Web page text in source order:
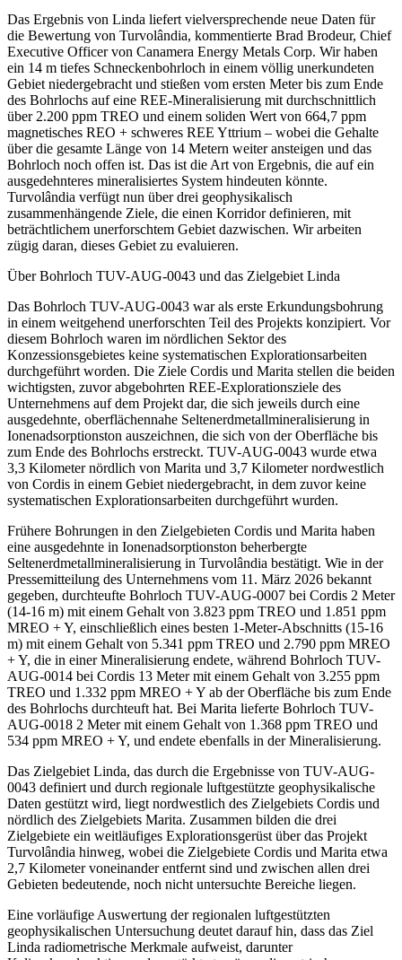
Das Ergebnis von Linda liefert vielversprechende neue Daten für
die Bewertung von Turvolândia, kommentierte Brad Brodeur, Chief
Executive Officer von Canamera Energy Metals Corp. Wir haben
ein 14 m tiefes Schneckenbohrloch in einem völlig unerkundeten
Gebiet niedergebracht und stießen vom ersten Meter bis zum Ende
des Bohrlochs auf eine REE-Mineralisierung mit durchschnittlich
über 2.200 ppm TREO und einem soliden Wert von 664,7 ppm
magnetisches REO + schweres REE Yttrium – wobei die Gehalte
über die gesamte Länge von 14 Metern weiter ansteigen und das
Bohrloch noch offen ist. Das ist die Art von Ergebnis, die auf ein
ausgedehnteres mineralisiertes System hindeuten könnte.
Turvolândia verfügt nun über drei geophysikalisch
zusammenhängende Ziele, die einen Korridor definieren, mit
beträchtlichem unerforschtem Gebiet dazwischen. Wir arbeiten
zügig daran, dieses Gebiet zu evaluieren.
Über Bohrloch TUV-AUG-0043 und das Zielgebiet Linda
Das Bohrloch TUV-AUG-0043 war als erste Erkundungsbohrung
in einem weitgehend unerforschten Teil des Projekts konzipiert. Vor
diesem Bohrloch waren im nördlichen Sektor des
Konzessionsgebietes keine systematischen Explorationsarbeiten
durchgeführt worden. Die Ziele Cordis und Marita stellen die beiden
wichtigsten, zuvor abgebohrten REE-Explorationsziele des
Unternehmens auf dem Projekt dar, die sich jeweils durch eine
ausgedehnte, oberflächennahe Seltenerdmetallmineralisierung in
Ionenadsorptionston auszeichnen, die sich von der Oberfläche bis
zum Ende des Bohrlochs erstreckt. TUV-AUG-0043 wurde etwa
3,3 Kilometer nördlich von Marita und 3,7 Kilometer nordwestlich
von Cordis in einem Gebiet niedergebracht, in dem zuvor keine
systematischen Explorationsarbeiten durchgeführt wurden.
Frühere Bohrungen in den Zielgebieten Cordis und Marita haben
eine ausgedehnte in Ionenadsorptionston beherbergte
Seltenerdmetallmineralisierung in Turvolândia bestätigt. Wie in der
Pressemitteilung des Unternehmens vom 11. März 2026 bekannt
gegeben, durchteufte Bohrloch TUV-AUG-0007 bei Cordis 2 Meter
(14-16 m) mit einem Gehalt von 3.823 ppm TREO und 1.851 ppm
MREO + Y, einschließlich eines besten 1-Meter-Abschnitts (15-16
m) mit einem Gehalt von 5.341 ppm TREO und 2.790 ppm MREO
+ Y, die in einer Mineralisierung endete, während Bohrloch TUV-
AUG-0014 bei Cordis 13 Meter mit einem Gehalt von 3.255 ppm
TREO und 1.332 ppm MREO + Y ab der Oberfläche bis zum Ende
des Bohrlochs durchteuft hat. Bei Marita lieferte Bohrloch TUV-
AUG-0018 2 Meter mit einem Gehalt von 1.368 ppm TREO und
534 ppm MREO + Y, und endete ebenfalls in der Mineralisierung.
Das Zielgebiet Linda, das durch die Ergebnisse von TUV-AUG-
0043 definiert und durch regionale luftgestützte geophysikalische
Daten gestützt wird, liegt nordwestlich des Zielgebiets Cordis und
nördlich des Zielgebiets Marita. Zusammen bilden die drei
Zielgebiete ein weitläufiges Explorationsgerüst über das Projekt
Turvolândia hinweg, wobei die Zielgebiete Cordis und Marita etwa
2,7 Kilometer voneinander entfernt sind und zwischen allen drei
Gebieten bedeutende, noch nicht untersuchte Bereiche liegen.
Eine vorläufige Auswertung der regionalen luftgestützten
geophysikalischen Untersuchung deutet darauf hin, dass das Ziel
Linda radiometrische Merkmale aufweist, darunter